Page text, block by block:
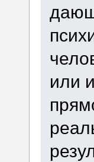
или